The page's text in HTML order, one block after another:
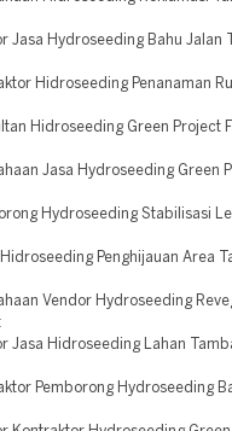
Jasa Hydroseeding Bahu Jalan
Hidroseeding Penanaman
Hidroseeding Green Project
Jasa Hydroseeding Green
Hydroseeding Stabilisasi
Penghijauan Area
Vendor Hydroseeding
Jasa Hidroseeding Lahan
Pemborong Hydroseeding